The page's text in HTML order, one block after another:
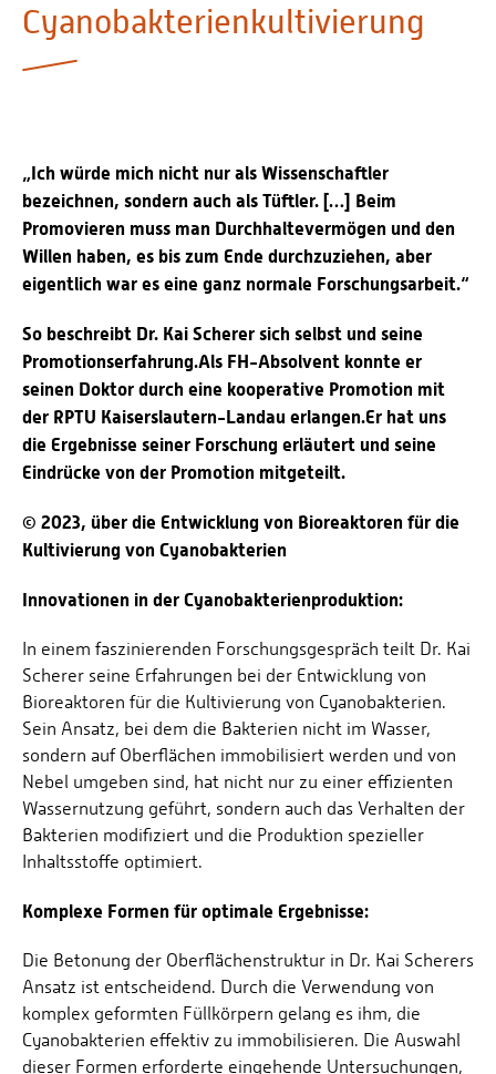
Personalvertretungen
Schwerbehindertenvertretungen
Personensuche
Cyanobakterienkultivierung
„Ich würde mich nicht nur als Wissenschaftler
bezeichnen, sondern auch als Tüftler. […] Beim
Promovieren muss man Durchhaltevermögen und den
Willen haben, es bis zum Ende durchzuziehen, aber
eigentlich war es eine ganz normale Forschungsarbeit.“
So beschreibt Dr. Kai Scherer sich selbst und seine
Promotionserfahrung.Als FH-Absolvent konnte er
seinen Doktor durch eine kooperative Promotion mit
der RPTU Kaiserslautern-Landau erlangen.Er hat uns
die Ergebnisse seiner Forschung erläutert und seine
Eindrücke von der Promotion mitgeteilt.
© 2023, über die Entwicklung von Bioreaktoren für die
Kultivierung von Cyanobakterien
Innovationen in der Cyanobakterienproduktion:
In einem faszinierenden Forschungsgespräch teilt Dr. Kai
Scherer seine Erfahrungen bei der Entwicklung von
Bioreaktoren für die Kultivierung von Cyanobakterien.
Sein Ansatz, bei dem die Bakterien nicht im Wasser,
sondern auf Oberflächen immobilisiert werden und von
Nebel umgeben sind, hat nicht nur zu einer effizienten
Wassernutzung geführt, sondern auch das Verhalten der
Bakterien modifiziert und die Produktion spezieller
Inhaltsstoffe optimiert.
Komplexe Formen für optimale Ergebnisse:
Die Betonung der Oberflächenstruktur in Dr. Kai Scherers
Ansatz ist entscheidend. Durch die Verwendung von
komplex geformten Füllkörpern gelang es ihm, die
Cyanobakterien effektiv zu immobilisieren. Die Auswahl
dieser Formen erforderte eingehende Untersuchungen,